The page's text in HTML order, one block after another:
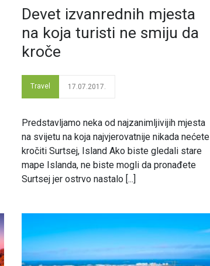
Devet izvanrednih mjesta
na koja turisti ne smiju da
kroče
Travel 17.07.2017.
Predstavljamo neka od najzanimljivijih mjesta
na svijetu na koja najvjerovatnije nikada nećete
kročiti Surtsej, Island Ako biste gledali stare
mape Islanda, ne biste mogli da pronađete
Surtsej jer ostrvo nastalo [...]